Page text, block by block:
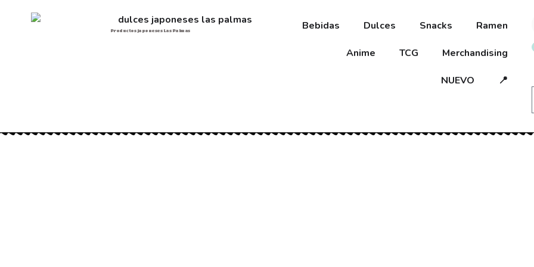
Productos japoneses Las Palmas Bebidas Dulces Snacks Ramen
Anime TCG Merchandising
NUEVO 📍